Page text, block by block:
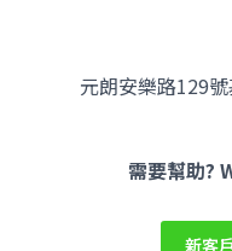
元朗安樂路129號
需要幫助?
新客